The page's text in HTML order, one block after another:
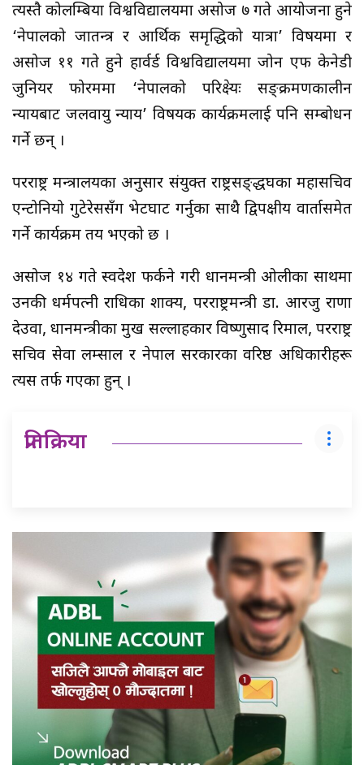
त्यस्तै कोलम्बिया विश्वविद्यालयमा असोज ७ गते आयोजना हुने
‘नेपालको प्रजातन्त्र र आर्थिक समृद्धिको यात्रा’ विषयमा र
असोज ११ गते हुने हार्वर्ड विश्वविद्यालयमा जोन एफ केनेडी
जुनियर फोरममा ‘नेपालको परिप्रेक्ष्यः सङ्क्रमणकालीन
न्यायबाट जलवायु न्याय’ विषयक कार्यक्रमलाई पनि सम्बोधन
गर्ने छन् ।
परराष्ट्र मन्त्रालयका अनुसार संयुक्त राष्ट्रसङ्द्धघका महासचिव
एन्टोनियो गुटेरेससँग भेटघाट गर्नुका साथै द्विपक्षीय वार्तासमेत
गर्ने कार्यक्रम तय भएको छ ।
असोज १४ गते स्वदेश फर्कने गरी प्रधानमन्त्री ओलीका साथमा
उनकी धर्मपत्नी राधिका शाक्य, परराष्ट्रमन्त्री डा. आरजु राणा
देउवा, प्रधानमन्त्रीका प्रमुख सल्लाहकार विष्णुप्रसाद रिमाल, परराष्ट्र
सचिव सेवा लम्साल र नेपाल सरकारका वरिष्ठ अधिकारीहरू
त्यस तर्फ गएका हुन् ।
प्रतिक्रिया